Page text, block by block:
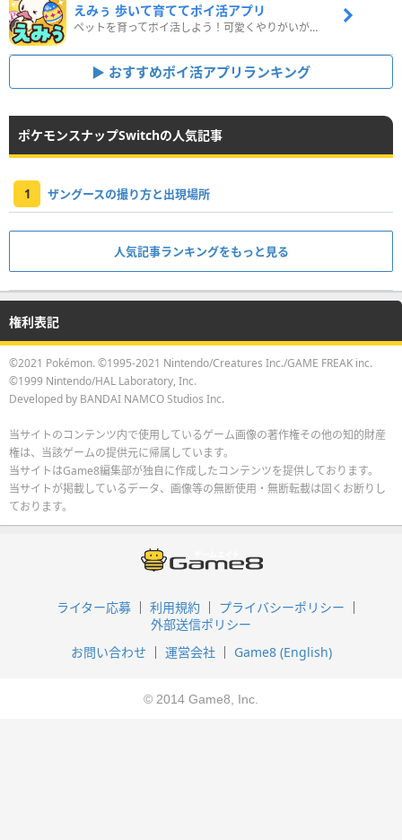
えみぅ 歩いて育ててポイ活アプリ
ペットを育ってポイ活しよう！可愛くやりがいがある新感覚アプリ
おすすめポイ活アプリランキング
ポケモンスナップSwitchの人気記事
1 ザングースの撮り方と出現場所
人気記事ランキングをもっと見る
権利表記
©2021 Pokémon. ©1995-2021 Nintendo/Creatures Inc./GAME FREAK inc.
©1999 Nintendo/HAL Laboratory, Inc.
Developed by BANDAI NAMCO Studios Inc.
当サイトのコンテンツ内で使用しているゲーム画像の著作権その他の知的財産
権は、当該ゲームの提供元に帰属しています。
当サイトはGame8編集部が独自に作成したコンテンツを提供しております。
当サイトが掲載しているデータ、画像等の無断使用・無断転載は固くお断りし
ております。
ライター応募 利用規約
プライバシーポリシー
外部送信ポリシー
お問い合わせ
運営会社 Game8 (English)
© 2014 Game8, Inc.